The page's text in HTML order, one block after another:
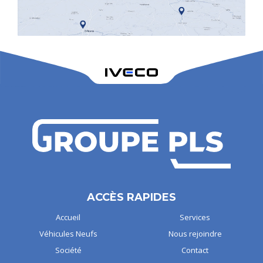
ACCÈS RAPIDES
Accueil
Véhicules Neufs
Société
Services
Nous rejoindre
Contact